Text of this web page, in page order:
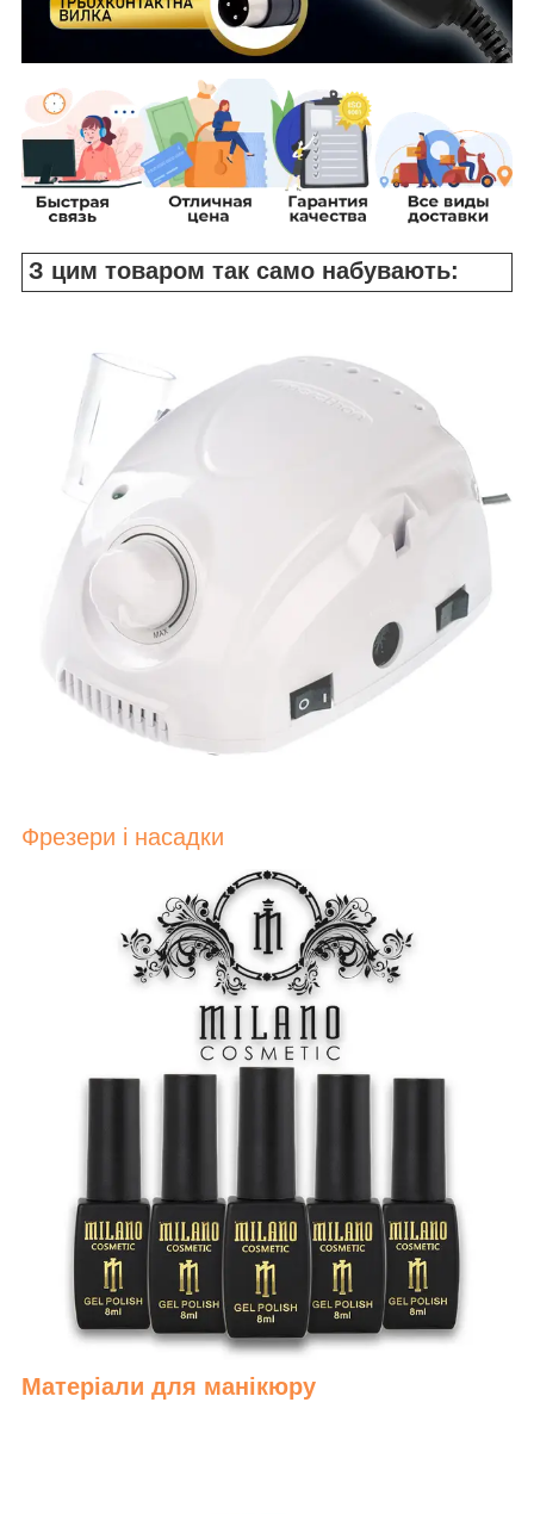
З цим товаром так само набувають:
Фрезери і насадки
Матеріали для манікюру